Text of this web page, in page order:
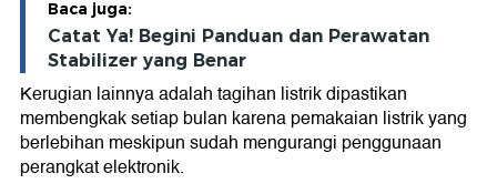
Baca juga:
Catat Ya! Begini Panduan dan Perawatan
Stabilizer yang Benar
Kerugian lainnya adalah tagihan listrik dipastikan
membengkak setiap bulan karena pemakaian listrik yang
berlebihan meskipun sudah mengurangi penggunaan
perangkat elektronik.